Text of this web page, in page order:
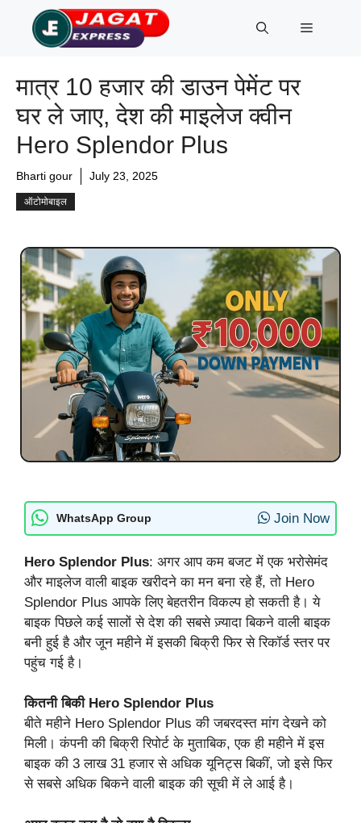
content
Menu
मात्र 10 हजार की डाउन पेमेंट पर
घर ले जाए, देश की माइलेज क्वीन
Hero Splendor Plus
Bharti gour July 23, 2025
ऑटोमोबाइल
WhatsApp Group Join Now
Hero Splendor Plus: अगर आप कम बजट में एक भरोसेमंद
और माइलेज वाली बाइक खरीदने का मन बना रहे हैं, तो Hero
Splendor Plus आपके लिए बेहतरीन विकल्प हो सकती है। ये
बाइक पिछले कई सालों से देश की सबसे ज़्यादा बिकने वाली बाइक
बनी हुई है और जून महीने में इसकी बिक्री फिर से रिकॉर्ड स्तर पर
पहुंच गई है।
कितनी बिकी Hero Splendor Plus
बीते महीने Hero Splendor Plus की जबरदस्त मांग देखने को
मिली। कंपनी की बिक्री रिपोर्ट के मुताबिक, एक ही महीने में इस
बाइक की 3 लाख 31 हजार से अधिक यूनिट्स बिकीं, जो इसे फिर
से सबसे अधिक बिकने वाली बाइक की सूची में ले आई है।